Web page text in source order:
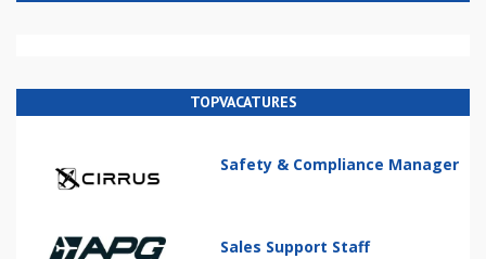
TOPVACATURES
Safety & Compliance Manager
Sales Support Staff